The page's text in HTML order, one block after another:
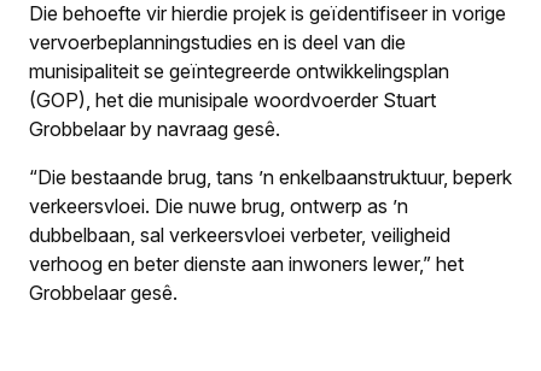
Die behoefte vir hierdie projek is geïdentifiseer in vorige
vervoerbeplanningstudies en is deel van die
munisipaliteit se geïntegreerde ontwikkelingsplan
(GOP), het die munisipale woordvoerder Stuart
Grobbelaar by navraag gesê.
“Die bestaande brug, tans ’n enkelbaanstruktuur, beperk
verkeersvloei. Die nuwe brug, ontwerp as ’n
dubbelbaan, sal verkeersvloei verbeter, veiligheid
verhoog en beter dienste aan inwoners lewer,” het
Grobbelaar gesê.